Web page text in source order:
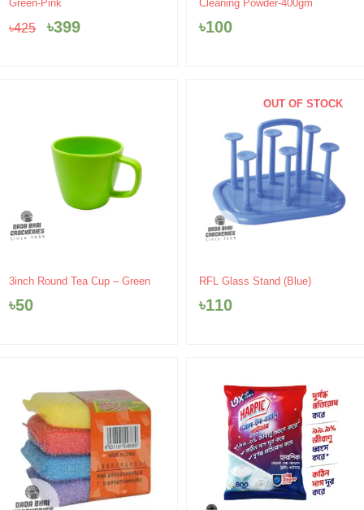
Green-Pink
৳425
৳425.
৳399৳399.
Cleaning Powder-400gm
৳100
3inch Round Tea Cup – Green
৳50
OUT OF STOCK
RFL Glass Stand (Blue)
৳110